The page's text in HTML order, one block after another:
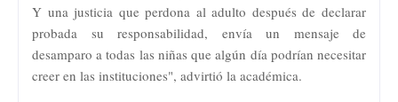
Y una justicia que perdona al adulto después de declarar
probada su responsabilidad, envía un mensaje de
desamparo a todas las niñas que algún día podrían necesitar
creer en las instituciones", advirtió la académica.